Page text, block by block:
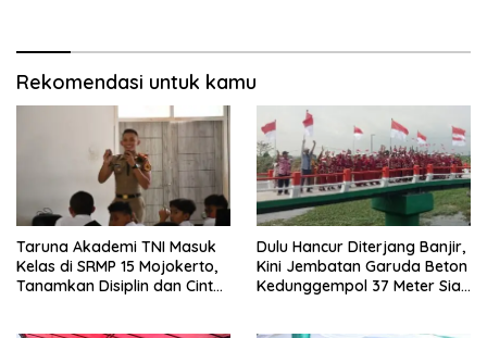
Rekomendasi untuk kamu
Taruna Akademi TNI Masuk
Kelas di SRMP 15 Mojokerto,
Tanamkan Disiplin dan Cinta
Dulu Hancur Diterjang Banjir,
Kini Jembatan Garuda Beton
Kedunggempol 37 Meter Siap